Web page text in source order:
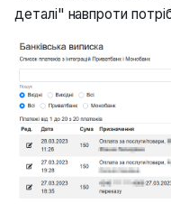
деталі" навпроти